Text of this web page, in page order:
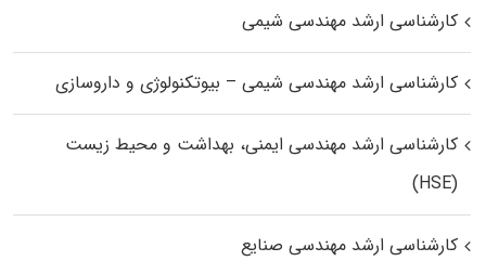
کارشناسی ارشد مهندسی شیمی
کارشناسی ارشد مهندسی شیمی – بیوتکنولوژی و داروسازی
کارشناسی ارشد مهندسی ایمنی، بهداشت و محیط زیست
(HSE)
کارشناسی ارشد مهندسی صنایع